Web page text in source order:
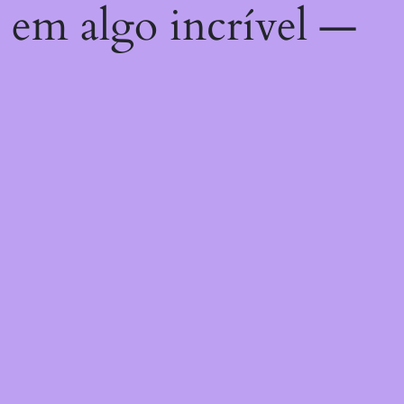
em algo incrível —